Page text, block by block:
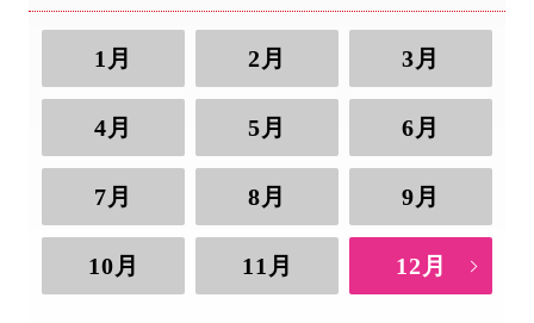
1月 2月 3月
4月 5月 6月
7月 8月 9月
10月 11月 12月